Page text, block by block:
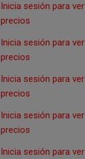
Inicia sesión para ver
precios
Inicia sesión para ver
precios
Inicia sesión para ver
precios
Inicia sesión para ver
precios
Inicia sesión para ver